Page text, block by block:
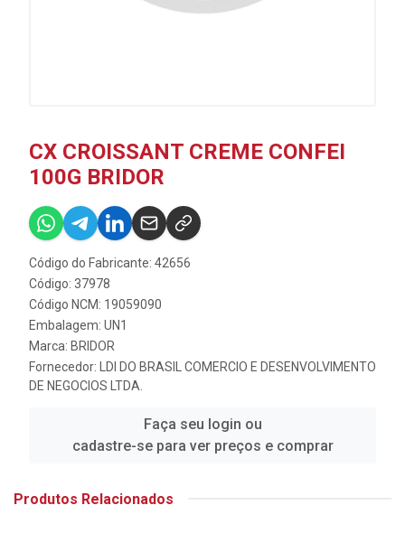
CX CROISSANT CREME CONFEI
100G BRIDOR
Código do Fabricante: 42656
Código: 37978
Código NCM: 19059090
Embalagem: UN1
Marca: BRIDOR
Fornecedor:
LDI DO BRASIL COMERCIO E DESENVOLVIMENTO
DE NEGOCIOS LTDA.
Faça seu login ou
cadastre-se para ver preços e comprar
Produtos Relacionados